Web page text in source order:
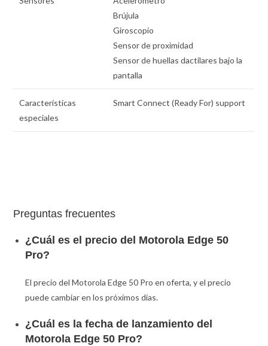
Brújula
Giroscopio
Sensor de proximidad
Sensor de huellas dactilares bajo la
pantalla
Características
especiales
Smart Connect (Ready For) support
Preguntas frecuentes
¿Cuál es el precio del Motorola Edge 50
Pro?
El precio del Motorola Edge 50 Pro en oferta, y el precio
puede cambiar en los próximos días.
¿Cuál es la fecha de lanzamiento del
Motorola Edge 50 Pro?